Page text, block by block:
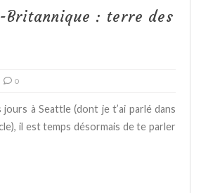
Britannique : terre des
0
à Seattle (dont je t’ai parlé dans
il est temps désormais de te parler